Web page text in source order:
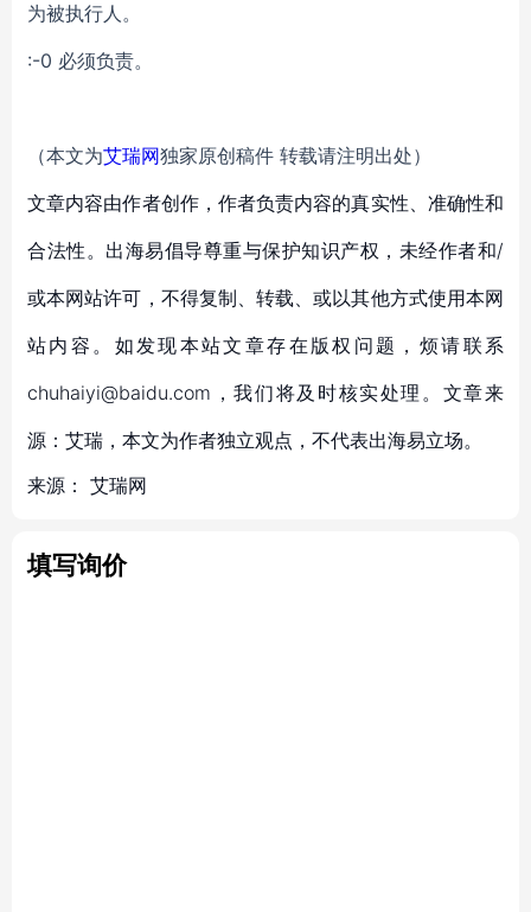
为被执行人。
:-0 必须负责。
（本文为艾瑞网独家原创稿件 转载请注明出处）
文章内容由作者创作，作者负责内容的真实性、准确性和
合法性。出海易倡导尊重与保护知识产权，未经作者和/
或本网站许可，不得复制、转载、或以其他方式使用本网
站内容。如发现本站文章存在版权问题，烦请联系
chuhaiyi@baidu.com，我们将及时核实处理。文章来
源：艾瑞，本文为作者独立观点，不代表出海易立场。
来源： 艾瑞网
填写询价